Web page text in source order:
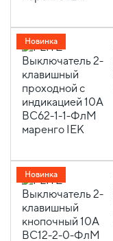
Новинка
Новинка